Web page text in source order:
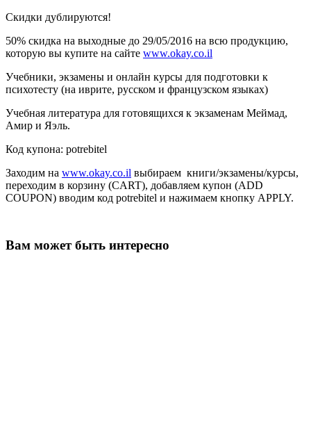
Скидки дублируются!
50% скидка на выходные до 29/05/2016 на всю продукцию,
которую вы купите на сайте www.okay.co.il
Учебники, экзамены и онлайн курсы для подготовки к
психотесту (на иврите, русском и французском языках)
Учебная литература для готовящихся к экзаменам Меймад,
Амир и Яэль.
Код купона: potrebitel
Заходим на www.okay.co.il выбираем книги/экзамены/курсы,
переходим в корзину (CART), добавляем купон (ADD
COUPON) вводим код potrebitel и нажимаем кнопку APPLY.
Вам может быть интересно